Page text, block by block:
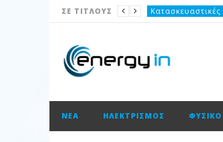
ΣΕ ΤΙΤΛΟΥΣ Κατασκευαστικές
Καταναλωτής
Ενεργειακές
ΝΈΑ ΗΛΕΚΤΡΙΣΜΌΣ ΦΥΣΙΚΌ